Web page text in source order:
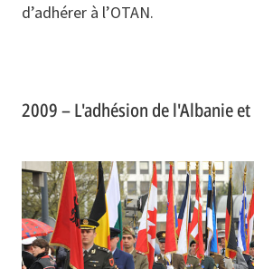
d’adhérer à l’OTAN.
2009 – L'adhésion de l'Albanie